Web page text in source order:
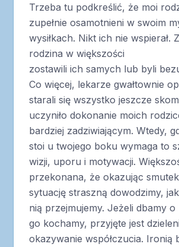
Trzeba tu podkreślić, że moi
zupełnie osamotnieni w swoim
wysiłkach. Nikt ich nie wspierał.
rodzina w większości
zostawili ich samych lub byli
Co więcej, lekarze gwałtownie
starali się wszystko jeszcze
uczyniło dokonanie moich
bardziej zadziwiającym. Wtedy,
stoi u twojego boku wymaga to
wizji, uporu i motywacji.
przekonana, że okazując
sytuację straszną dowodzimy,
nią przejmujemy. Jeżeli dbamy
go kochamy, przyjęte jest
okazywanie współczucia. Ironią